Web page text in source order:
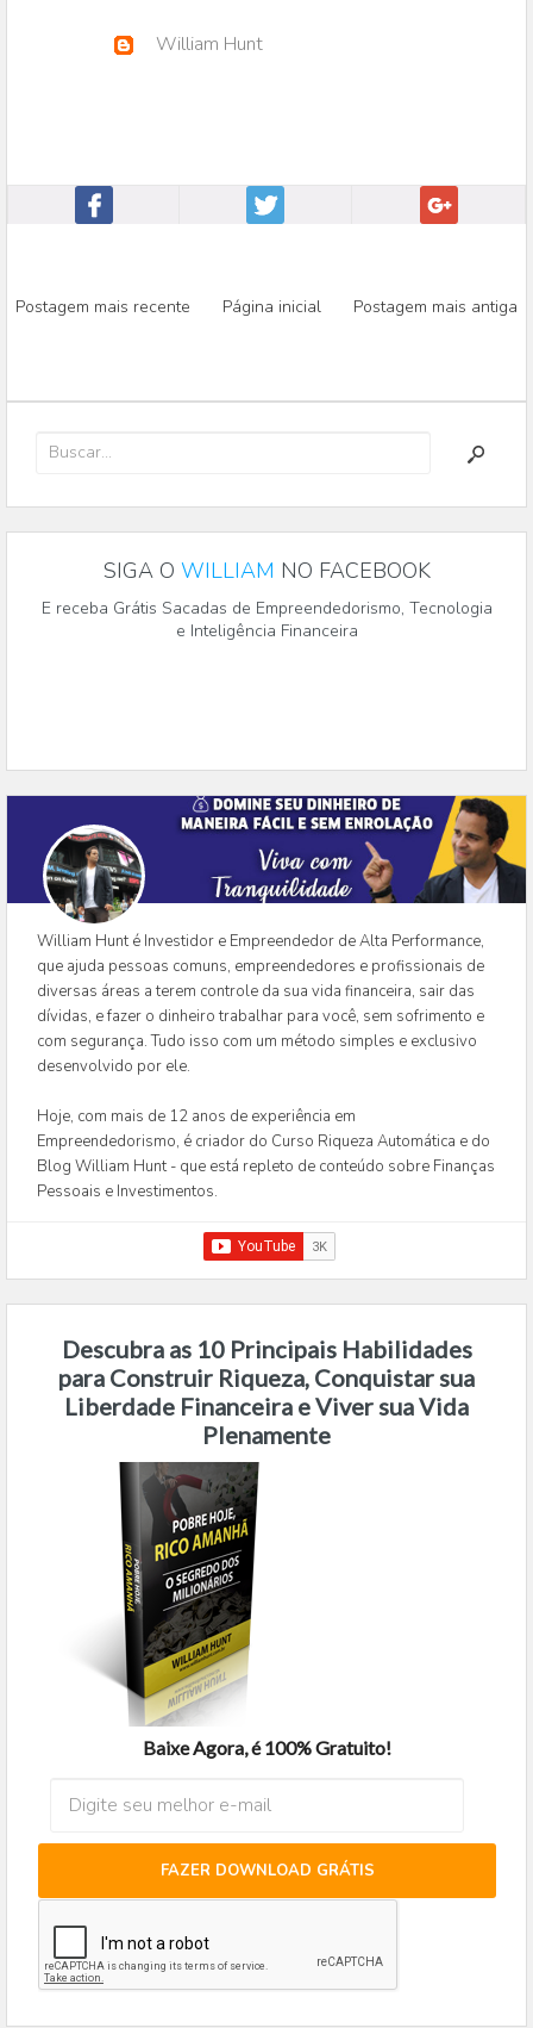
William Hunt
Postagem mais recente Página inicial Postagem mais antiga
SIGA O WILLIAM NO FACEBOOK
E receba Grátis Sacadas de Empreendedorismo, Tecnologia
e Inteligência Financeira
William Hunt é Investidor e Empreendedor de Alta Performance,
que ajuda pessoas comuns, empreendedores e profissionais de
diversas áreas a terem controle da sua vida financeira, sair das
dívidas, e fazer o dinheiro trabalhar para você, sem sofrimento e
com segurança. Tudo isso com um método simples e exclusivo
desenvolvido por ele.
Hoje, com mais de 12 anos de experiência em
Empreendedorismo, é criador do Curso Riqueza Automática e do
Blog William Hunt - que está repleto de conteúdo sobre Finanças
Pessoais e Investimentos.
Descubra as 10 Principais Habilidades
para Construir Riqueza, Conquistar sua
Liberdade Financeira e Viver sua Vida
Plenamente
Baixe Agora, é 100% Gratuito!
FAZER DOWNLOAD GRÁTIS